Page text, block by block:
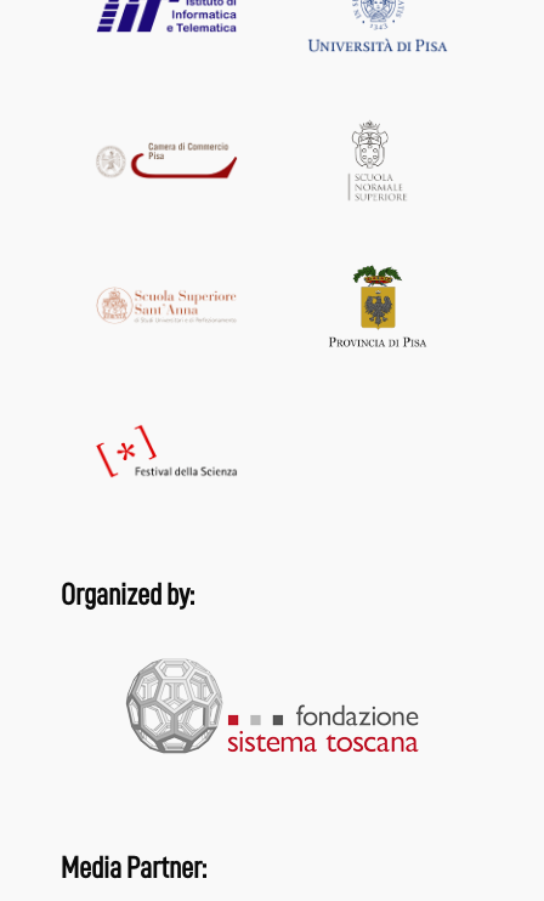
Organized by:
Media Partner: